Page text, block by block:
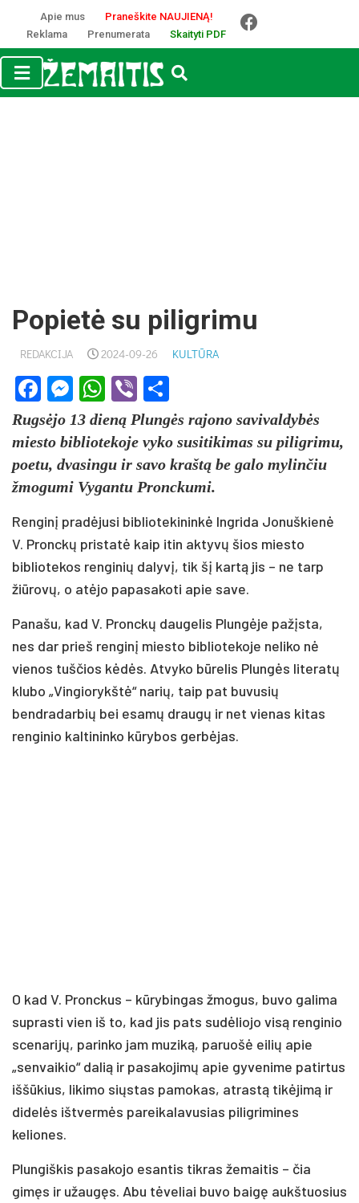
Apie mus
Praneškite NAUJIENĄ!
Reklama
Prenumerata Skaityti PDF
Popietė su piligrimu
REDAKCIJA 2024-09-26 KULTŪRA
Facebook
Messenger
WhatsApp
Viber
Rugsėjo 13 dieną Plungės rajono savivaldybės
miesto bibliotekoje vyko susitikimas su piligrimu,
poetu, dvasingu ir savo kraštą be galo mylinčiu
žmogumi Vygantu Pronckumi.
Renginį pradėjusi bibliotekininkė Ingrida Jonuškienė
V. Pronckų pristatė kaip itin aktyvų šios miesto
bibliotekos renginių dalyvį, tik šį kartą jis – ne tarp
žiūrovų, o atėjo papasakoti apie save.
Panašu, kad V. Pronckų daugelis Plungėje pažįsta,
nes dar prieš renginį miesto bibliotekoje neliko nė
vienos tuščios kėdės. Atvyko būrelis Plungės literatų
klubo „Vingiorykštė“ narių, taip pat buvusių
bendradarbių bei esamų draugų ir net vienas kitas
renginio kaltininko kūrybos gerbėjas.
O kad V. Pronckus – kūrybingas žmogus, buvo galima
suprasti vien iš to, kad jis pats sudėliojo visą renginio
scenarijų, parinko jam muziką, paruošė eilių apie
„senvaikio“ dalią ir pasakojimų apie gyvenime patirtus
iššūkius, likimo siųstas pamokas, atrastą tikėjimą ir
didelės ištvermės pareikalavusias piligrimines
keliones.
Plungiškis pasakojo esantis tikras žemaitis – čia
gimęs ir užaugęs. Abu tėveliai buvo baigę aukštuosius